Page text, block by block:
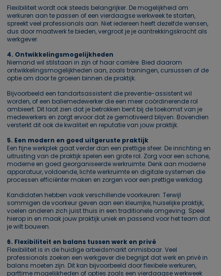
Flexibiliteit wordt ook steeds belangrijker. De mogelijkheid om
werkuren aan te passen of een vierdaagse werkweek te starten,
spreekt veel professionals aan. Niet iedereen heeft dezelfde wensen,
dus door maatwerk te bieden, vergroot je je aantrekkingskracht als
werkgever.
4. Ontwikkelingsmogelijkheden
Niemand wil stilstaan in zijn of haar carrière. Bied daarom
ontwikkelingsmogelijkheden aan, zoals trainingen, cursussen of de
optie om door te groeien binnen de praktijk.
Bijvoorbeeld een tandartsassistent die preventie-assistent wil
worden, of een baliemedewerker die een meer coördinerende rol
ambieert. Dit laat zien dat je betrokken bent bij de toekomst van je
medewerkers en zorgt ervoor dat ze gemotiveerd blijven. Bovendien
versterkt dit ook de kwaliteit en reputatie van jouw praktijk.
5. Een modern en goed uitgeruste praktijk
Een fijne werkplek gaat verder dan een prettige sfeer. De inrichting en
uitrusting van de praktijk spelen een grote rol. Zorg voor een schone,
moderne en goed georganiseerde werkruimte. Denk aan moderne
apparatuur, voldoende, lichte werkruimte en digitale systemen die
processen efficiënter maken en zorgen voor een prettige werkdag.
Kandidaten hebben vaak verschillende voorkeuren. Terwijl
sommigen de voorkeur geven aan een kleurrijke, huiselijke praktijk,
voelen anderen zich juist thuis in een traditionele omgeving. Speel
hierop in en maak jouw praktijk uniek en passend voor het team dat
je wilt bouwen.
6. Flexibiliteit en balans tussen werk en privé
Flexibiliteit is in de huidige arbeidsmarkt onmisbaar. Veel
professionals zoeken een werkgever die begrijpt dat werk en privé in
balans moeten zijn. Dit kan bijvoorbeeld door flexibele werkuren,
parttime mogelijkheden of opties zoals een vierdaagse werkweek